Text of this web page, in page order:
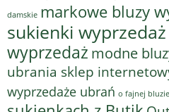
damskie markowe bluzy
sukienki wyprzedaż
wyprzedaż modne
ubrania sklep
wyprzedaże ubrań o fajnej bluzie